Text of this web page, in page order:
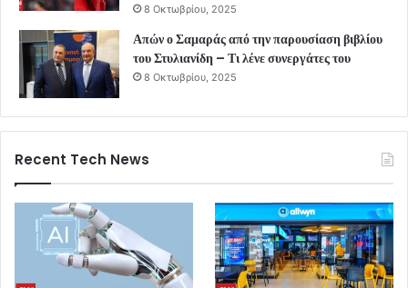
8 Οκτωβρίου, 2025
Απών ο Σαμαράς από την παρουσίαση βιβλίου
του Στυλιανίδη – Τι λένε συνεργάτες του
8 Οκτωβρίου, 2025
Recent Tech News